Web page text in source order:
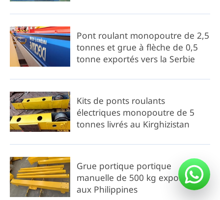
Pont roulant monopoutre de 2,5
tonnes et grue à flèche de 0,5
tonne exportés vers la Serbie
Kits de ponts roulants
électriques monopoutre de 5
tonnes livrés au Kirghizistan
Grue portique portique
manuelle de 500 kg exportée
aux Philippines